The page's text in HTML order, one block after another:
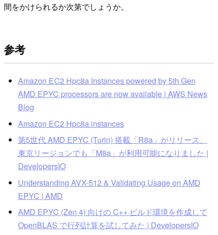
間をかけられるか次第でしょうか。
参考
Amazon EC2 Hpc8a Instances powered by 5th Gen
AMD EPYC processors are now available | AWS News
Blog
Amazon EC2 Hpc8a instances
第5世代 AMD EPYC (Turin) 搭載「R8a」がリリース、
東京リージョンでも「M8a」が利用可能になりました |
DevelopersIO
Understanding AVX-512 & Validating Usage on AMD
EPYC | AMD
AMD EPYC (Zen 4) 向けの C++ ビルド環境を作成して
OpenBLAS で行列計算を試してみた | DevelopersIO